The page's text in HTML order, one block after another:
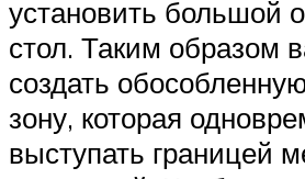
установить большой
стол. Таким образом
создать
зону, которая
выступать границей